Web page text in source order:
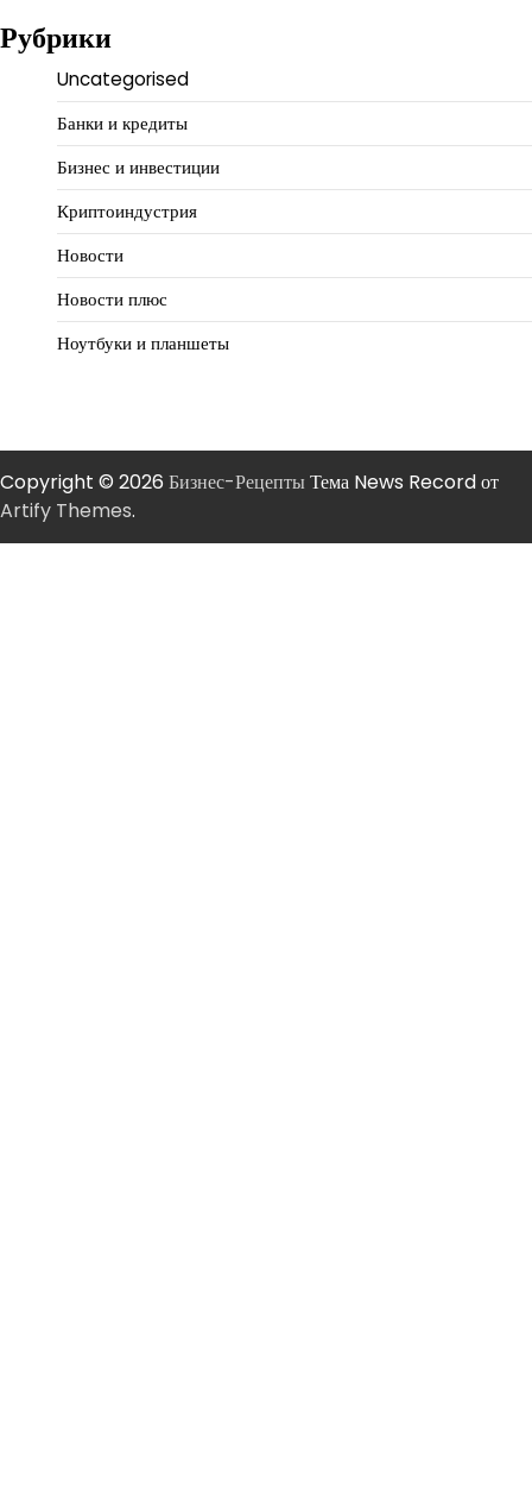
Рубрики
Uncategorised
Банки и кредиты
Бизнес и инвестиции
Криптоиндустрия
Новости
Новости плюс
Ноутбуки и планшеты
Copyright © 2026 Бизнес-РецептыТема News Record от
Artify Themes.